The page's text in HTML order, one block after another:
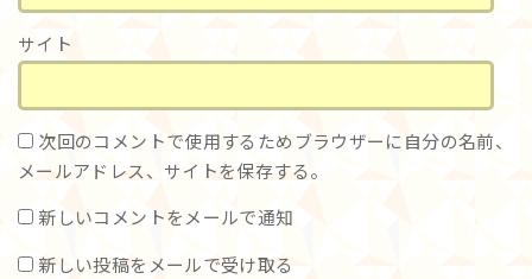
サイト
次回のコメントで使用するためブラウザーに自分の名前、
メールアドレス、サイトを保存する。
新しいコメントをメールで通知
新しい投稿をメールで受け取る